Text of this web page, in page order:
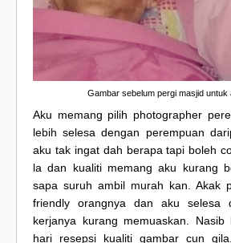
Gambar sebelum pergi masjid untuk
Aku memang pilih photographer
lebih selesa dengan perempuan
aku tak ingat dah berapa tapi boleh
la dan kualiti memang aku kurang
sapa suruh ambil murah kan. Akak
friendly orangnya dan aku selesa
kerjanya kurang memuaskan. Nasib
hari resepsi kualiti gambar cun